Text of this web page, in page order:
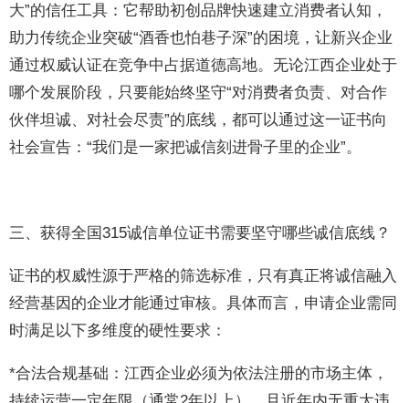
大”的信任工具：它帮助初创品牌快速建立消费者认知，
助力传统企业突破“酒香也怕巷子深”的困境，让新兴企业
通过权威认证在竞争中占据道德高地。无论江西企业处于
哪个发展阶段，只要能始终坚守“对消费者负责、对合作
伙伴坦诚、对社会尽责”的底线，都可以通过这一证书向
社会宣告：“我们是一家把诚信刻进骨子里的企业”。
三、获得全国315诚信单位证书需要坚守哪些诚信底线？
证书的权威性源于严格的筛选标准，只有真正将诚信融入
经营基因的企业才能通过审核。具体而言，申请企业需同
时满足以下多维度的硬性要求：
*合法合规基础：江西企业必须为依法注册的市场主体，